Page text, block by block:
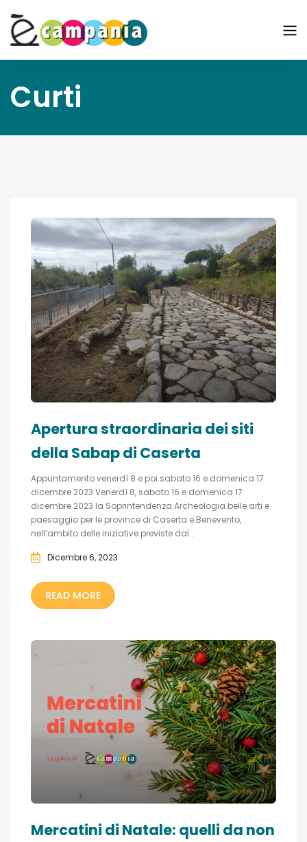
Curti
Apertura straordinaria dei siti
della Sabap di Caserta
Appuntamento venerdì 8 e poi sabato 16 e domenica 17
dicembre 2023 Venerdì 8, sabato 16 e domenica 17
dicembre 2023 la Soprintendenza Archeologia belle arti e
paesaggio per le province di Caserta e Benevento,
nell’ambito delle iniziative previste dal...
Dicembre 6, 2023
READ MORE
Mercatini di Natale: quelli da non